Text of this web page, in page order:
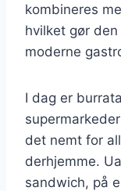
kombineres
hvilket gør
moderne
I dag er
det nemt for
derhjemme.
sandwich, på